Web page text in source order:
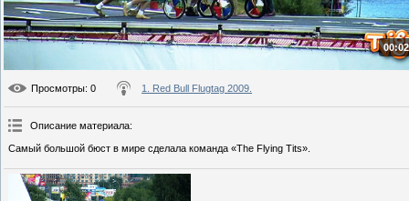
Просмотры: 0 1. Red Bull Flugtag 2009.
Описание материала:
Самый большой бюст в мире сделала команда «The Flying Tits».